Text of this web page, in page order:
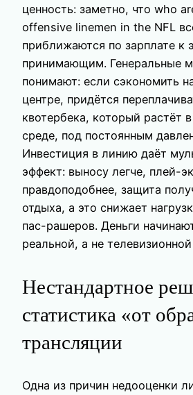
ценность: заметно, что who
offensive linemen in the NFL
приближаются по зарплате к
принимающим. Генеральные
понимают: если сэкономить
центре, придётся
квотербека, который растёт
среде, под постоянным
Инвестиция в линию даёт
эффект: выносу легче, плей-
правдоподобнее, защита
отдыха, а это снижает
пас-рашеров. Деньги
реальной, а не
Нестандартное
статистика «от
трансляции
Одна из причин недооценки